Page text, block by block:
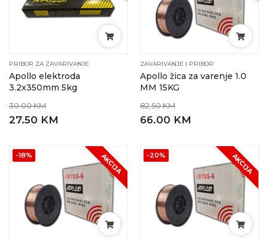
PRIBOR ZA ZAVARIVANJE
Apollo elektroda
3.2x350mm 5kg
30.00 KM
27.50 KM
ZAVARIVANJE I PRIBOR
Apollo žica za varenje 1.0
MM 15KG
82.50 KM
66.00 KM
-18% AKCIJA -20% AKCIJA